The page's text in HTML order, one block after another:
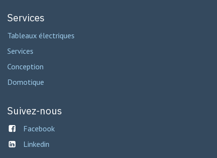
Services
Tableaux électriques
Services
Conception
Domotique
Suivez-nous
Facebook
Linkedin